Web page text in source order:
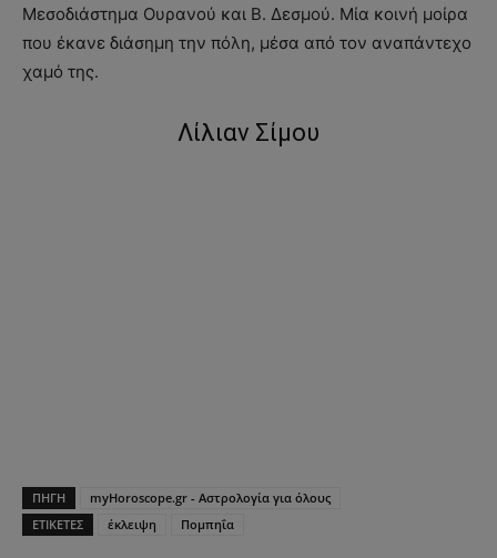
Μεσοδιάστημα Ουρανού και Β. Δεσμού. Μία κοινή μοίρα
που έκανε διάσημη την πόλη, μέσα από τον αναπάντεχο
χαμό της.
Λίλιαν Σίμου
ΠΗΓΗ
myHoroscope.gr - Αστρολογία για όλους
ΕΤΙΚΕΤΕΣ
έκλειψη Πομπηΐα